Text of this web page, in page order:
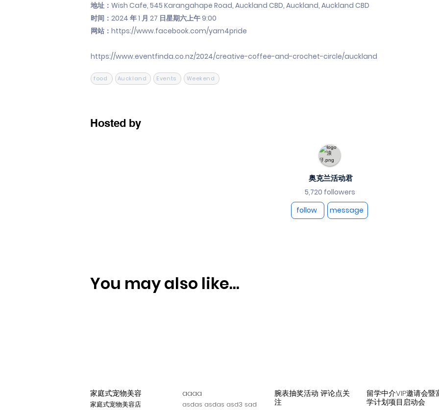
地址：Wish Cafe, 545 Karangahape Road, Auckland CBD, Auckland, Auckland CBD
时间：2024 年 1 月 27 日星期六上午 9:00
网站： https://www.facebook.com/yarn4pride
https://www.eventfinda.co.nz/2024/creative-coffee-and-crochet-circle/auckland
food Auckland Events Weekend
Hosted by
奥克兰活动君
5,720 followers
follow
message
You may also like...
家庭式宠物美容
家庭式宠物美容店
aaaa
asdas asdas asd3 sad
腕表抽奖活动 评论点关
注
留学中介VIP邀请会暨
学计划项目启动会